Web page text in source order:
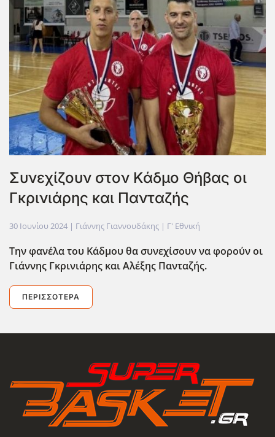
Συνεχίζουν στον Κάδμο Θήβας οι
Γκρινιάρης και Πανταζής
30 Ιουνίου 2024 | Γιάννης Γιαννουδάκης | Γ' Εθνική
Την φανέλα του Κάδμου θα συνεχίσουν να φορούν οι
Γιάννης Γκρινιάρης και Αλέξης Πανταζής.
ΠΕΡΙΣΣΌΤΕΡΑ